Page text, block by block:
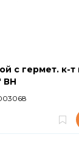
с гермет. к-т
ВН